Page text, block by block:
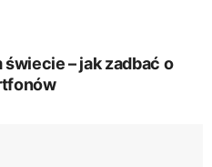
– jak zadbać o